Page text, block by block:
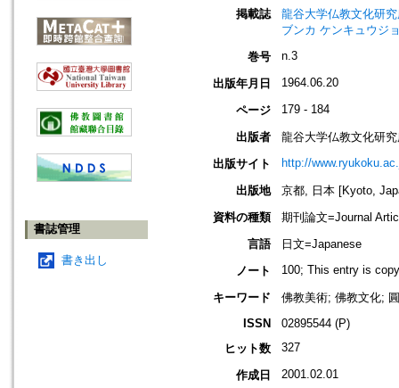
書誌管理
書き出し
掲載誌
龍谷大学仏教文化研
ブンカ ケンキュウジ
巻号
n.3
出版年月日 1964.06.20
ページ 179 - 184
出版者
龍谷大学仏教文化研
出版サイト
http://
出版地
京都, 日本 [Kyoto,
資料の種類
期刊論文=Journal
言語
日文=Japanese
ノート
100; This entry is
キーワード
佛教美術; 佛教文化;
ISSN
02895544 (P)
ヒット数
327
作成日 2001.02.01